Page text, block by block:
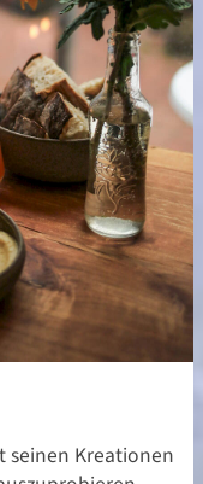
seinen Kreationen